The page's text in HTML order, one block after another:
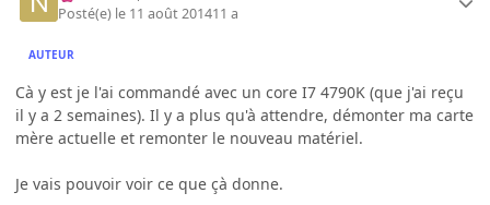
Posté(e) le 11 août 201411 a
AUTEUR
Cà y est je l'ai commandé avec un core I7 4790K (que j'ai reçu
il y a 2 semaines). Il y a plus qu'à attendre, démonter ma carte
mère actuelle et remonter le nouveau matériel.
Je vais pouvoir voir ce que çà donne.